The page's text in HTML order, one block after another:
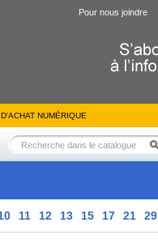
Pour nous joindre
NUMÉRIQUE
11 12 13 15 17 21 29